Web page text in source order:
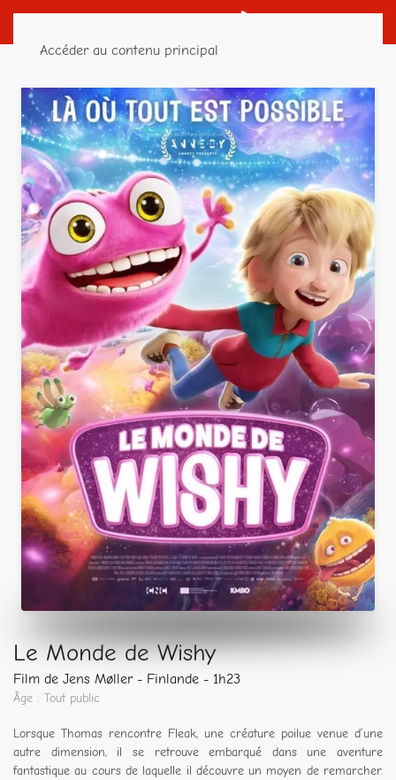
Accéder au contenu principal
Le Monde de Wishy
Film de Jens Møller - Finlande - 1h23
Âge : Tout public
Lorsque Thomas rencontre Fleak, une créature poilue venue d’une
autre dimension, il se retrouve embarqué dans une aventure
fantastique au cours de laquelle il découvre un moyen de remarcher.